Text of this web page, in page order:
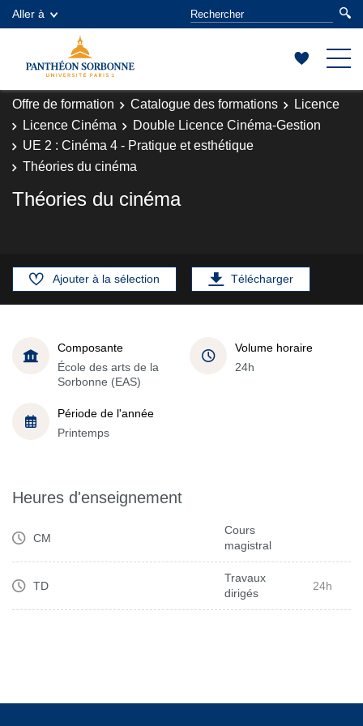
Aller à
Offre de formation Catalogue des formations
Licence
Licence Cinéma
Double Licence Cinéma-Gestion
UE 2 : Cinéma 4 - Pratique et esthétique
Théories du cinéma
Théories du cinéma
Ajouter à la sélection Télécharger
Composante
École des arts de la
Sorbonne (EAS)
Volume horaire
24h
Période de l'année
Printemps
Heures d'enseignement
CM
Cours
magistral
TD
Travaux
dirigés
24h